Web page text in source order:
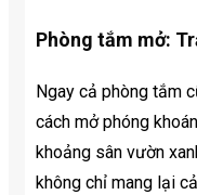
Phòng tắm mở:
Ngay cả phòng tắm
cách mở phóng
khoảng sân vườn
không chỉ mang lại